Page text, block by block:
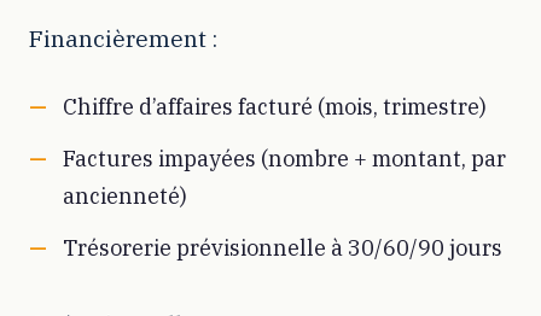
Financièrement :
Chiffre d’affaires facturé (mois, trimestre)
Factures impayées (nombre + montant, par
ancienneté)
Trésorerie prévisionnelle à 30/60/90 jours